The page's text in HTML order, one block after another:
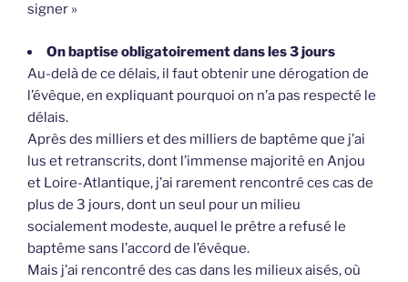
signer »
On baptise obligatoirement dans les 3 jours
Au-delà de ce délais, il faut obtenir une dérogation de
l’évêque, en expliquant pourquoi on n’a pas respecté le
délais.
Après des milliers et des milliers de baptême que j’ai
lus et retranscrits, dont l’immense majorité en Anjou
et Loire-Atlantique, j’ai rarement rencontré ces cas de
plus de 3 jours, dont un seul pour un milieu
socialement modeste, auquel le prêtre a refusé le
baptême sans l’accord de l’évêque.
Mais j’ai rencontré des cas dans les milieux aisés, où